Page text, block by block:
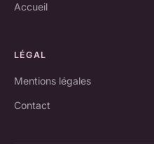
Accueil
LÉGAL
Mentions légales
Contact